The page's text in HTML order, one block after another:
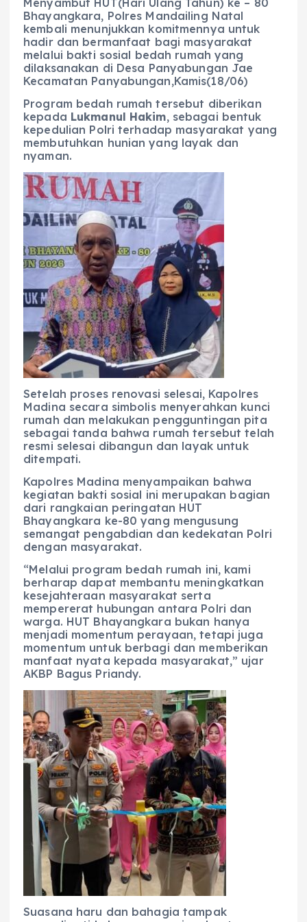
Bhayangkara, Polres Mandailing Natal
kembali menunjukkan komitmennya untuk
hadir dan bermanfaat bagi masyarakat
melalui bakti sosial bedah rumah yang
dilaksanakan di Desa Panyabungan Jae
Kecamatan Panyabungan,Kamis(18/06)
Program bedah rumah tersebut diberikan
kepada Lukmanul Hakim, sebagai bentuk
kepedulian Polri terhadap masyarakat yang
membutuhkan hunian yang layak dan
nyaman.
Setelah proses renovasi selesai, Kapolres
Madina secara simbolis menyerahkan kunci
rumah dan melakukan pengguntingan pita
sebagai tanda bahwa rumah tersebut telah
resmi selesai dibangun dan layak untuk
ditempati.
Kapolres Madina menyampaikan bahwa
kegiatan bakti sosial ini merupakan bagian
dari rangkaian peringatan HUT
Bhayangkara ke-80 yang mengusung
semangat pengabdian dan kedekatan Polri
dengan masyarakat.
“Melalui program bedah rumah ini, kami
berharap dapat membantu meningkatkan
kesejahteraan masyarakat serta
mempererat hubungan antara Polri dan
warga. HUT Bhayangkara bukan hanya
menjadi momentum perayaan, tetapi juga
momentum untuk berbagi dan memberikan
manfaat nyata kepada masyarakat,” ujar
AKBP Bagus Priandy.
Suasana haru dan bahagia tampak